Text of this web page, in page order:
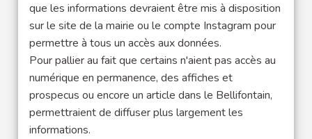
que les informations devraient être mis à disposition
sur le site de la mairie ou le compte Instagram pour
permettre à tous un accès aux données.
Pour pallier au fait que certains n'aient pas accès au
numérique en permanence, des affiches et
prospecus ou encore un article dans le Bellifontain,
permettraient de diffuser plus largement les
informations.